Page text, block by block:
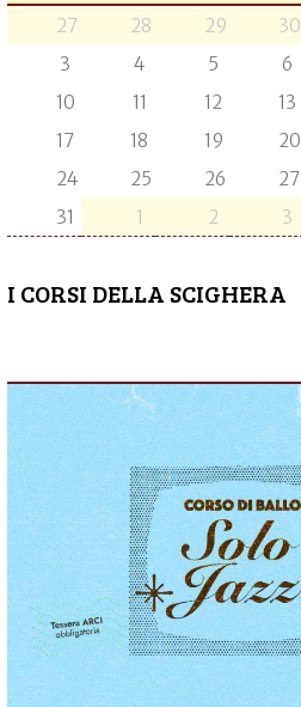
27 28 29 30
3
4 5 6
10
11 12 13
17
18 19 20
24
25 26 27
31
1 2 3
I CORSI DELLA SCIGHERA